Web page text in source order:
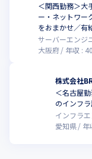
＜関西勤務＞大
ー・ネットワー
をおまかせ／有
しやすい環境
サーバーエンジ
大阪府
年収 :
株式会社
＜名古屋
のインフ
インフラ
愛知県
年